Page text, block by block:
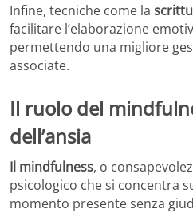
Infine, tecniche come la
facilitare l’elaborazione
permettendo una migliore
associate.
Il ruolo del
dell’ansia
Il mindfulness, o
psicologico che si concentra
momento presente senza